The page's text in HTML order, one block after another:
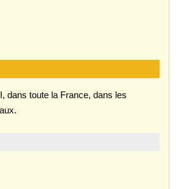
dans toute la France, dans les